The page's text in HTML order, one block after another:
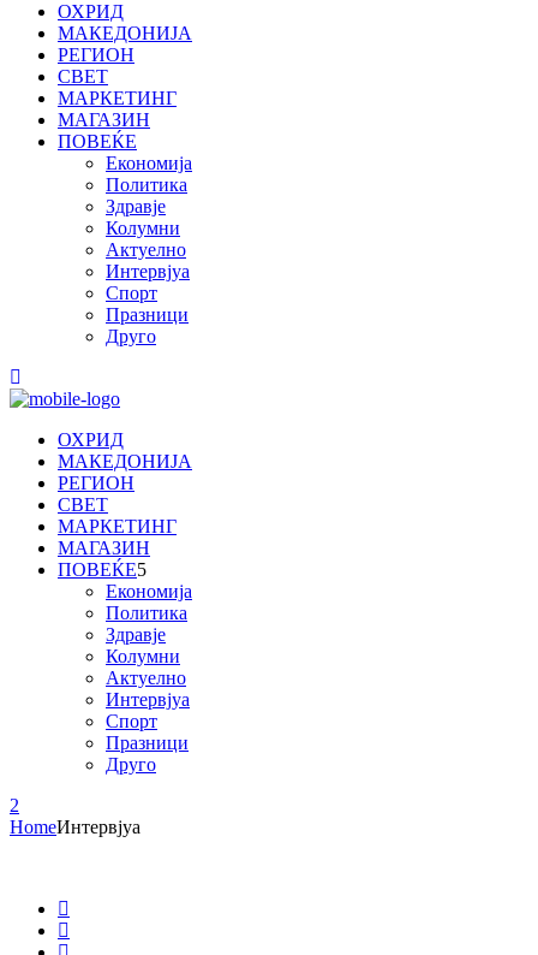
ОХРИД
МАКЕДОНИЈА
РЕГИОН
СВЕТ
МАРКЕТИНГ
МАГАЗИН
ПОВЕЌЕ
Економија
Политика
Здравје
Колумни
Актуелно
Интервјуа
Спорт
Празници
Друго
ОХРИД
МАКЕДОНИЈА
РЕГИОН
СВЕТ
МАРКЕТИНГ
МАГАЗИН
ПОВЕЌЕ
Економија
Политика
Здравје
Колумни
Актуелно
Интервјуа
Спорт
Празници
Друго
HomeИнтервјуа